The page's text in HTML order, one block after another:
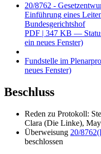
20/8762 -
Einführung eines
Bundesgerichtshof
PDF | 347 KB —
ein neues Fenster)
Fundstelle im
neues Fenster)
Beschluss
Reden zu Protokoll:
Clara (Die Linke),
Überweisung 20/8762
beschlossen